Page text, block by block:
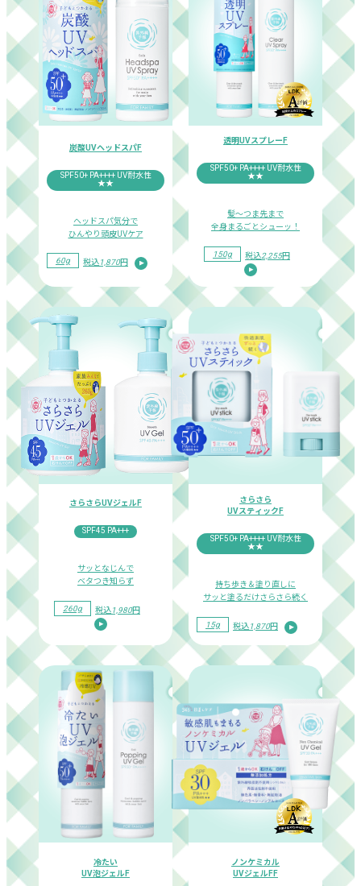
炭酸UVヘッドスパF
SPF50+ PA++++ UV耐水性
★★
ヘッドスパ気分で
ひんやり頭皮UVケア
60g 税込1,870円
透明UVスプレーF
SPF50+ PA++++ UV耐水性
★★
髪～つま先まで
全身まるごとシューッ！
150g 税込2,255円
さらさらUVジェルF
SPF45 PA+++
サッとなじんで
ベタつき知らず
260g 税込1,980円
さらさら
UVスティックF
SPF50+ PA++++ UV耐水性
★★
持ち歩き＆塗り直しに
サッと塗るだけさらさら続く
15g 税込1,870円
冷たい
UV泡ジェルF
ノンケミカル
UVジェルFF